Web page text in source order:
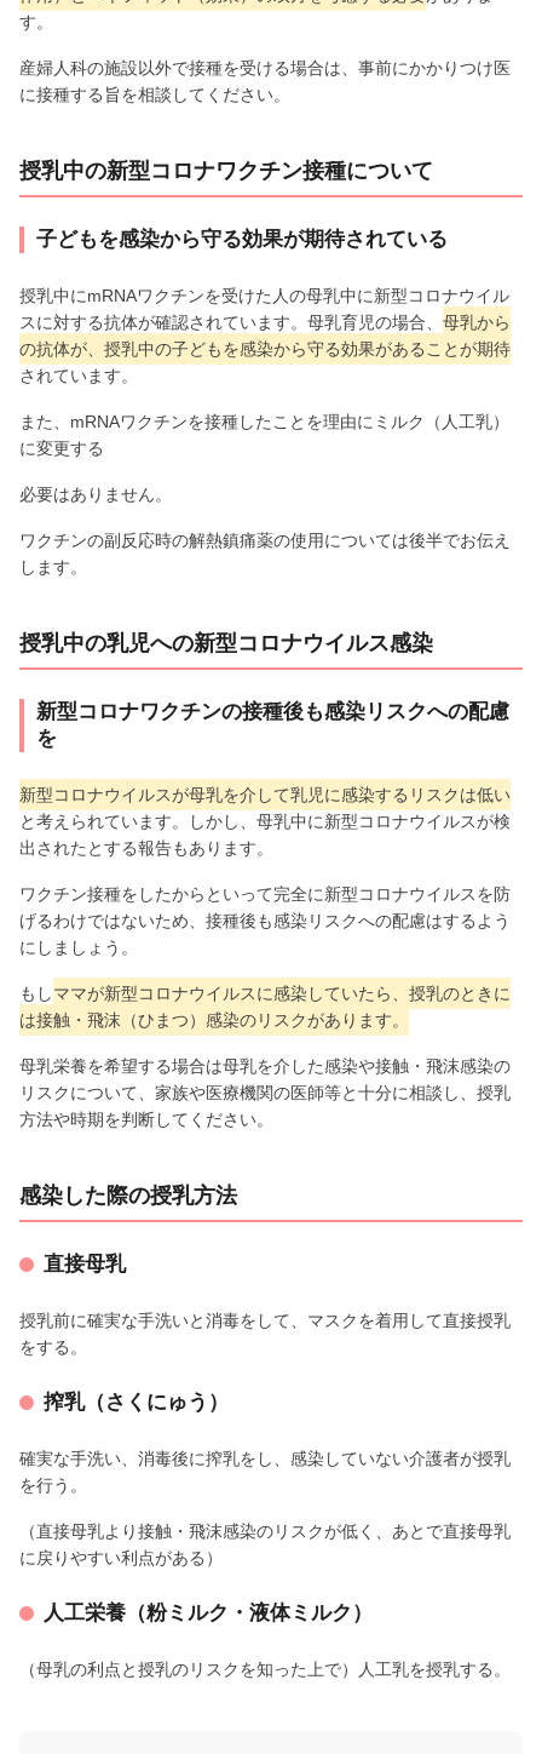
す。
産婦人科の施設以外で接種を受ける場合は、事前にかかりつけ医
に接種する旨を相談してください。
授乳中の新型コロナワクチン接種について
子どもを感染から守る効果が期待されている
授乳中にmRNAワクチンを受けた人の母乳中に新型コロナウイル
スに対する抗体が確認されています。母乳育児の場合、 母乳から
の抗体が、授乳中の子どもを感染から守る効果があることが期待
されています。
また、mRNAワクチンを接種したことを理由にミルク（⼈⼯乳）
に変更する
必要はありません。
ワクチンの副反応時の解熱鎮痛薬の使用については後半でお伝え
します。
授乳中の乳児への新型コロナウイルス感染
新型コロナワクチンの接種後も感染リスクへの配慮
を
新型コロナウイルスが母乳を介して乳児に感染するリスクは低い
と考えられています。しかし、母乳中に新型コロナウイルスが検
出されたとする報告もあります。
ワクチン接種をしたからといって完全に新型コロナウイルスを防
げるわけではないため、接種後も感染リスクへの配慮はするよう
にしましょう。
もしママが新型コロナウイルスに感染していたら、授乳のときに
は接触・飛沫（ひまつ）感染のリスクがあります。
母乳栄養を希望する場合は母乳を介した感染や接触・飛沫感染の
リスクについて、家族や医療機関の医師等と十分に相談し、授乳
方法や時期を判断してください。
感染した際の授乳方法
直接母乳
授乳前に確実な手洗いと消毒をして、マスクを着用して直接授乳
をする。
搾乳（さくにゅう）
確実な手洗い、消毒後に搾乳をし、感染していない介護者が授乳
を行う。
（直接母乳より接触・飛沫感染のリスクが低く、あとで直接母乳
に戻りやすい利点がある）
人工栄養（粉ミルク・液体ミルク）
（母乳の利点と授乳のリスクを知った上で）人工乳を授乳する。